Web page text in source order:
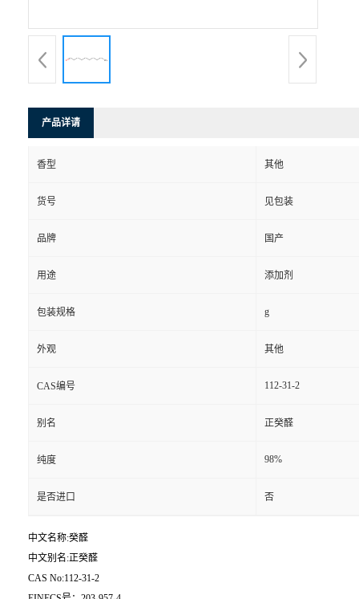
产品详请
香型 其他
货号 见包装
品牌 国产
用途 添加剂
包装规格 g
外观 其他
CAS编号 112-31-2
别名 正癸醛
纯度 98%
是否进口 否
中文名称:癸醛
中文别名:正癸醛
CAS No:112-31-2